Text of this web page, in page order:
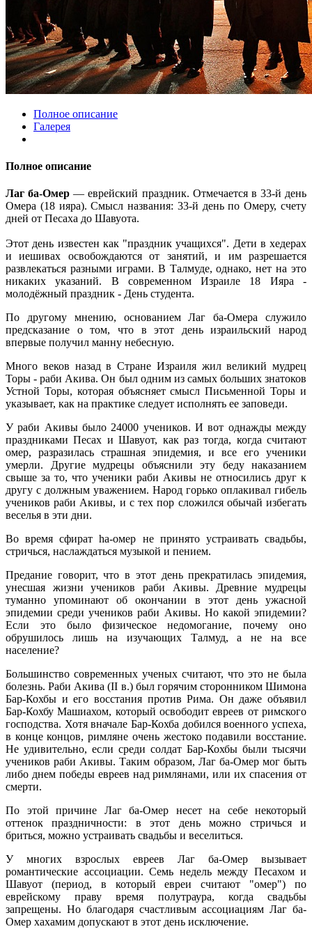
Полное описание
Галерея
Полное описание
Лаг ба-Омер — еврейский праздник. Отмечается в 33-й день
Омера (18 ияра). Смысл названия: 33-й день по Омеру, счету
дней от Песаха до Шавуота.
Этот день известен как "праздник учащихся". Дети в хедерах
и иешивах освобождаются от занятий, и им разрешается
развлекаться разными играми. В Талмуде, однако, нет на это
никаких указаний. В современном Израиле 18 Ияра -
молодёжный праздник - День студента.
По другому мнению, основанием Лаг ба-Омера служило
предсказание о том, что в этот день израильский народ
впервые получил манну небесную.
Много веков назад в Стране Израиля жил великий мудрец
Торы - раби Акива. Он был одним из самых больших знатоков
Устной Торы, которая объясняет смысл Письменной Торы и
указывает, как на практике следует исполнять ее заповеди.
У раби Акивы было 24000 учеников. И вот однажды между
праздниками Песах и Шавуот, как раз тогда, когда считают
омер, разразилась страшная эпидемия, и все его ученики
умерли. Другие мудрецы объяснили эту беду наказанием
свыше за то, что ученики раби Акивы не относились друг к
другу с должным уважением. Народ горько оплакивал гибель
учеников раби Акивы, и с тех пор сложился обычай избегать
веселья в эти дни.
Во время сфират hа-омер не принято устраивать свадьбы,
стричься, наслаждаться музыкой и пением.
Предание говорит, что в этот день прекратилась эпидемия,
унесшая жизни учеников раби Акивы. Древние мудрецы
туманно упоминают об окончании в этот день ужасной
эпидемии среди учеников раби Акивы. Но какой эпидемии?
Если это было физическое недомогание, почему оно
обрушилось лишь на изучающих Талмуд, а не на все
население?
Большинство современных ученых считают, что это не была
болезнь. Раби Акива (II в.) был горячим сторонником Шимона
Бар-Кохбы и его восстания против Рима. Он даже объявил
Бар-Кохбу Машиахом, который освободит евреев от римского
господства. Хотя вначале Бар-Кохба добился военного успеха,
в конце концов, римляне очень жестоко подавили восстание.
Не удивительно, если среди солдат Бар-Кохбы были тысячи
учеников раби Акивы. Таким образом, Лаг ба-Омер мог быть
либо днем победы евреев над римлянами, или их спасения от
смерти.
По этой причине Лаг ба-Омер несет на себе некоторый
оттенок праздничности: в этот день можно стричься и
бриться, можно устраивать свадьбы и веселиться.
У многих взрослых евреев Лаг ба-Омер вызывает
романтические ассоциации. Семь недель между Песахом и
Шавуот (период, в который евреи считают "омер") по
еврейскому праву время полутраура, когда свадьбы
запрещены. Но благодаря счастливым ассоциациям Лаг ба-
Омер хахамим допускают в этот день исключение.